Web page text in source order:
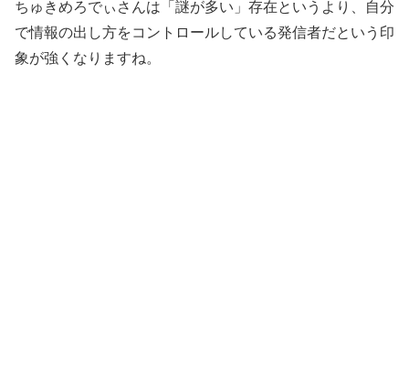
ちゅきめろでぃさんは「謎が多い」存在というより、自分
で情報の出し方をコントロールしている発信者だという印
象が強くなりますね。